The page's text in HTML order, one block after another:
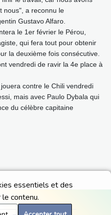
essentiels et des
contenu.
nous", a reconnu le
Gustavo Alfaro.
le 1er février le Pérou,
qui fera tout pour obtenir
la deuxième fois consécutive.
vendredi de ravir la 4e place à
contre le Chili vendredi
mais avec Paulo Dybala qui
du célèbre capitaine